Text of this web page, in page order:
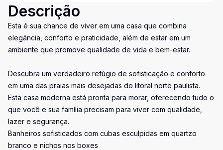
Descrição
Esta é sua chance de viver em uma casa que combina
elegância, conforto e praticidade, além de estar em um
ambiente que promove qualidade de vida e bem-estar.
Descubra um verdadeiro refúgio de sofisticação e conforto
em uma das praias mais desejadas do litoral norte paulista.
Esta casa moderna está pronta para morar, oferecendo tudo o
que você e sua família precisam para viver com qualidade,
lazer e segurança.
Banheiros sofisticados com cubas esculpidas em quartzo
branco e nichos nos boxes